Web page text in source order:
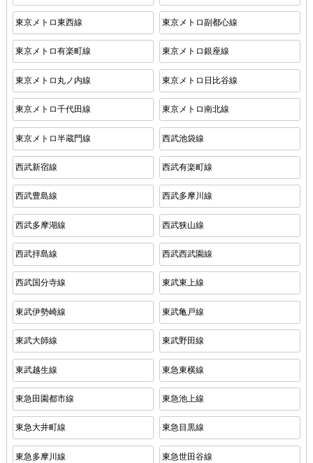
東京メトロ東西線 東京メトロ副都心線
東京メトロ有楽町線 東京メトロ銀座線
東京メトロ丸ノ内線 東京メトロ日比谷線
東京メトロ千代田線 東京メトロ南北線
東京メトロ半蔵門線 西武池袋線
西武新宿線 西武有楽町線
西武豊島線 西武多摩川線
西武多摩湖線 西武狭山線
西武拝島線 西武西武園線
西武国分寺線 東武東上線
東武伊勢崎線 東武亀戸線
東武大師線 東武野田線
東武越生線 東急東横線
東急田園都市線 東急池上線
東急大井町線 東急目黒線
東急多摩川線 東急世田谷線